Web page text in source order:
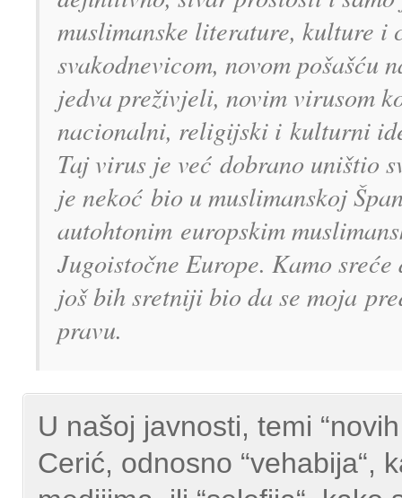
muslimanske literature, kulture i
svakodnevicom, novom pošašću
jedva preživjeli, novim virusom
nacionalni, religijski i kulturni
Taj virus je već dobrano uništio
je nekoć bio u muslimanskoj
autohtonim europskim
Jugoistočne Europe. Kamo
još bih sretniji bio da se moja
pravu.
U našoj javnosti, temi
Cerić, odnosno “vehabija“,